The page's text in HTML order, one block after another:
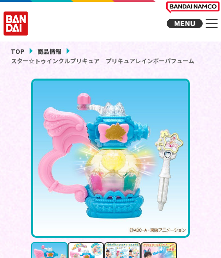
TOP
商品情報
スター☆トゥインクルプリキュア プリキュアレインボーパフューム